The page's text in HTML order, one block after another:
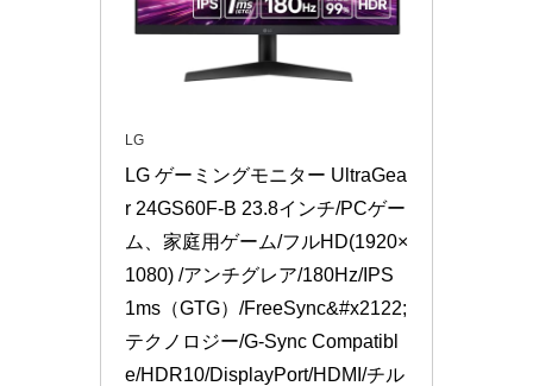
LG
LG ゲーミングモニター UltraGea
r 24GS60F-B 23.8インチ/PCゲー
ム、家庭用ゲーム/フルHD(1920×
1080) /アンチグレア/180Hz/IPS
1ms（GTG）/FreeSync&#x2122;
テクノロジー/G-Sync Compatibl
e/HDR10/DisplayPort/HDMI/チル